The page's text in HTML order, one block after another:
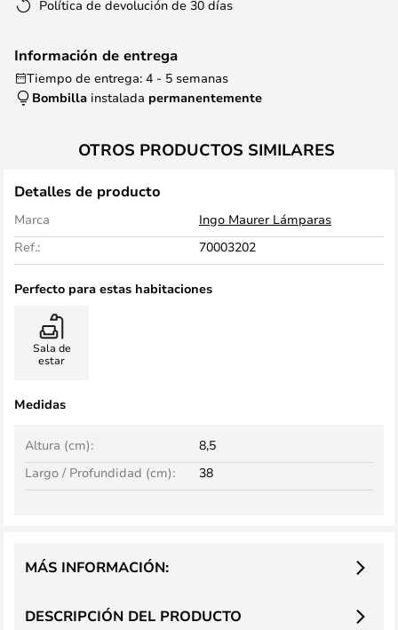
Política de devolución de 30 días
Información de entrega
Tiempo de entrega: 4 - 5 semanas
Bombilla instalada permanentemente
OTROS PRODUCTOS SIMILARES
Detalles de producto
Marca
Ingo Maurer Lámparas
Ref.:
70003202
Perfecto para estas habitaciones
Sala de
estar
Medidas
Altura (cm):
8,5
Largo / Profundidad (cm):
38
DESCRIPCIÓN DEL PRODUCTO
MÁS INFORMACIÓN: